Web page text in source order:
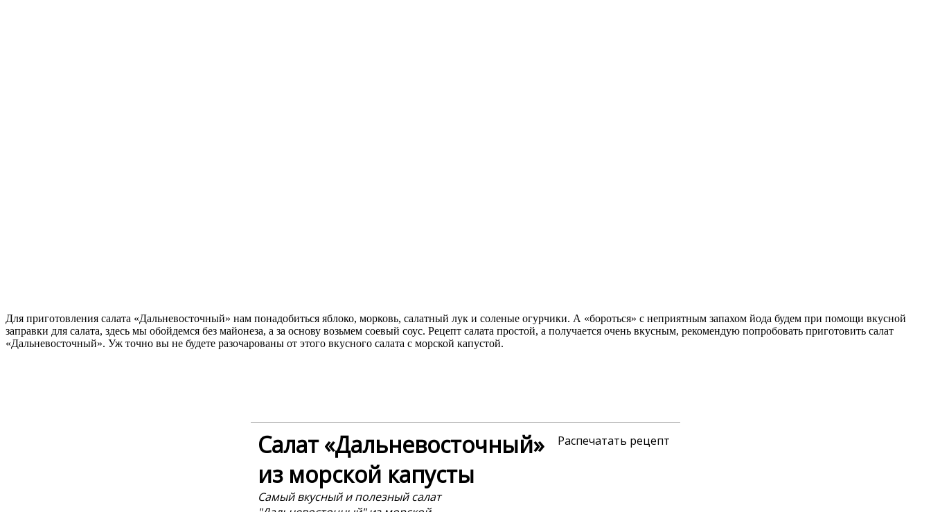
Для приготовления салата «Дальневосточный» нам понадобиться яблоко, морковь, салатный лук и соленые огурчики. А «бороться» с неприятным запахом йода будем при помощи вкусной
заправки для салата, здесь мы обойдемся без майонеза, а за основу возьмем соевый соус. Рецепт салата простой, а получается очень вкусным, рекомендую попробовать приготовить салат
«Дальневосточный». Уж точно вы не будете разочарованы от этого вкусного салата с морской капустой.
Распечатать рецепт
Cалат «Дальневосточный»
из морской капусты
Самый вкусный и полезный салат